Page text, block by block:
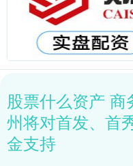
股票什么资产
州将对首发、首
金支持